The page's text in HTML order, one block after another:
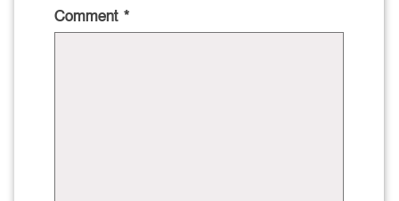
Comment *